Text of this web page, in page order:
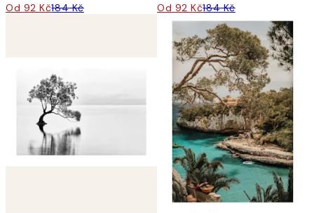
Od 92 Kč184 Kč Od 92 Kč184 Kč